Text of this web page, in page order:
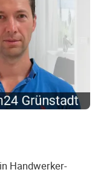
Handwerker-